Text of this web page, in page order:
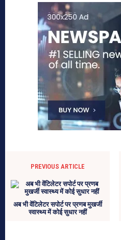
PREVIOUS ARTICLE
अब भी वेंटिलेटर सपोर्ट पर प्रणब मुखर्जी
स्वास्थ्य में कोई सुधार नहीं